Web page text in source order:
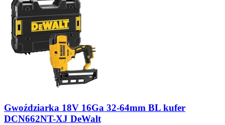
Gwoździarka 18V 16Ga 32-64mm BL kufer
DCN662NT-XJ DeWalt